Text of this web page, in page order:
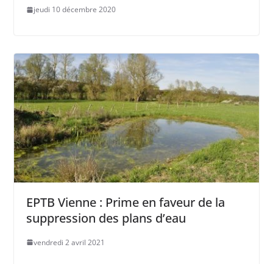
jeudi 10 décembre 2020
EPTB Vienne : Prime en faveur de la
suppression des plans d’eau
vendredi 2 avril 2021